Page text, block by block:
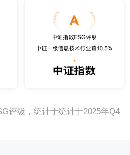
评级，统计于统计于2025年Q4